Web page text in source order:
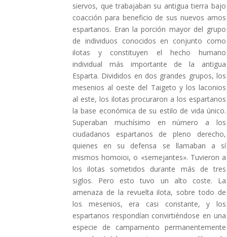
siervos, que trabajaban su antigua tierra bajo
coacción para beneficio de sus nuevos amos
espartanos. Eran la porción mayor del grupo
de individuos conocidos en conjunto como
ilotas y constituyen el hecho humano
individual más importante de la antigua
Esparta. Divididos en dos grandes grupos, los
mesenios al oeste del Taigeto y los laconios
al este, los ilotas procuraron a los espartanos
la base económica de su estilo de vida único.
Superaban muchísimo en número a los
ciudadanos espartanos de pleno derecho,
quienes en su defensa se llamaban a sí
mismos homoioi, o «semejantes». Tuvieron a
los ilotas sometidos durante más de tres
siglos. Pero esto tuvo un alto coste. La
amenaza de la revuelta ilota, sobre todo de
los mesenios, era casi constante, y los
espartanos respondían convirtiéndose en una
especie de campamento permanentemente